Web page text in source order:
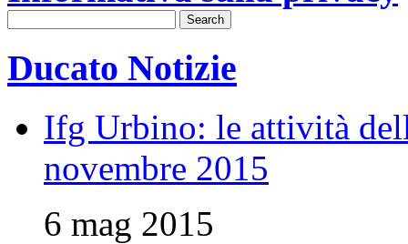
Ducato Notizie
Ifg Urbino: le attività
novembre 2015
6 mag 2015